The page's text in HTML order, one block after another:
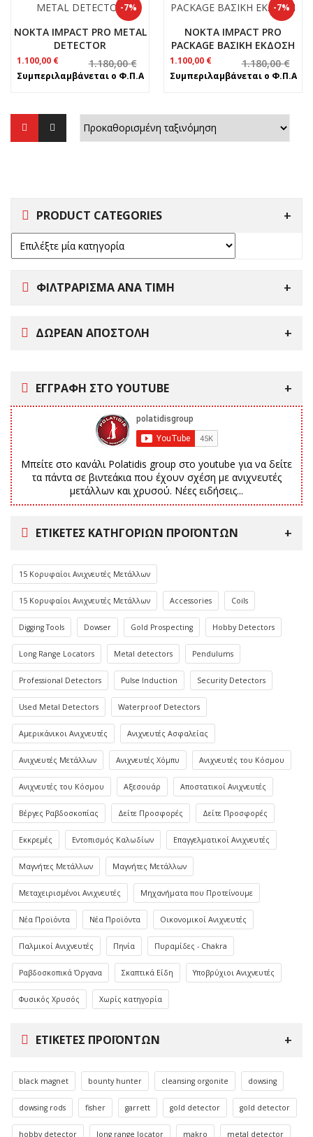
PRODUCT CATEGORIES
ΦΙΛΤΡΑΡΙΣΜΑ ΑΝΑ ΤΙΜΗ
ΔΩΡΕΑΝ ΑΠΟΣΤΟΛΗ
ΕΓΓΡΑΦΗ ΣΤΟ YOUTUBE
Μπείτε στο κανάλι Polatidis group στο youtube για να δείτε
τα πάντα σε βιντεάκια που έχουν σχέση με ανιχνευτές
μετάλλων και χρυσού. Νέες ειδήσεις...
ΕΤΙΚΈΤΕΣ ΚΑΤΗΓΟΡΙΏΝ ΠΡΟΪΌΝΤΩΝ
15 Κορυφαίοι Ανιχνευτές Μετάλλων
15 Κορυφαίοι Ανιχνευτές Μετάλλων Accessories Coils
Digging Tools Dowser Gold Prospecting Hobby Detectors
Long Range Locators Metal detectors Pendulums
Professional Detectors Pulse Induction Security Detectors
Used Metal Detectors Waterproof Detectors
Αμερικάνικοι Ανιχνευτές Ανιχνευτές Ασφαλείας
Ανιχνευτές Μετάλλων Ανιχνευτές Χόμπυ Ανιχνευτές του Κόσμου
Ανιχνευτές του Κόσμου Αξεσουάρ Αποστατικοί Ανιχνευτές
Βέργες Ραβδοσκοπίας Δείτε Προσφορές Δείτε Προσφορές
Εκκρεμές Εντοπισμός Καλωδίων Επαγγελματικοί Ανιχνευτές
Μαγνήτες Μετάλλων Μαγνήτες Μετάλλων
Μεταχειρισμένοι Ανιχνευτές Μηχανήματα που Προτείνουμε
Νέα Προϊόντα Νέα Προϊόντα Οικονομικοί Ανιχνευτές
Παλμικοί Ανιχνευτές Πηνία Πυραμίδες - Chakra
Ραβδοσκοπικά Όργανα Σκαπτικά Είδη Υποβρύχιοι Ανιχνευτές
Φυσικός Χρυσός Χωρίς κατηγορία
ΕΤΙΚΈΤΕΣ ΠΡΟΪΌΝΤΩΝ
black magnet bounty hunter cleansing orgonite dowsing
dowsing rods fisher garrett gold detector gold detector
hobby detector long range locator makro metal detector
-7%
NOKTA IMPACT PRO METAL
DETECTOR
1.180,00€
Original
price
was:
1.100,00 €
τρέχουσα
τιμή
Συμπεριλαμβάνεται ο Φ.Π.Α
-7%
NOKTA IMPACT PRO
PACKAGE ΒΑΣΙΚΗ ΕΚΔΟΣΗ
1.180,00€
Original
price
was:
1.100,00 €
τρέχουσα
τιμή
Συμπεριλαμβάνεται ο Φ.Π.Α